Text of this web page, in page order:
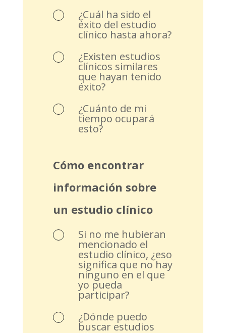
¿Cuál ha sido el
éxito del estudio
clínico hasta ahora?
¿Existen estudios
clínicos similares
que hayan tenido
éxito?
¿Cuánto de mi
tiempo ocupará
esto?
Cómo encontrar
información sobre
un estudio clínico
Si no me hubieran
mencionado el
estudio clínico, ¿eso
significa que no hay
ninguno en el que
yo pueda
participar?
¿Dónde puedo
buscar estudios